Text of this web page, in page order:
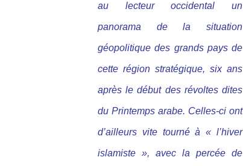
au lecteur occidental un
panorama de la situation
géopolitique des grands pays de
cette région stratégique, six ans
après le début des révoltes dites
du Printemps arabe. Celles-ci ont
d’ailleurs vite tourné à « l’hiver
islamiste », avec la percée de